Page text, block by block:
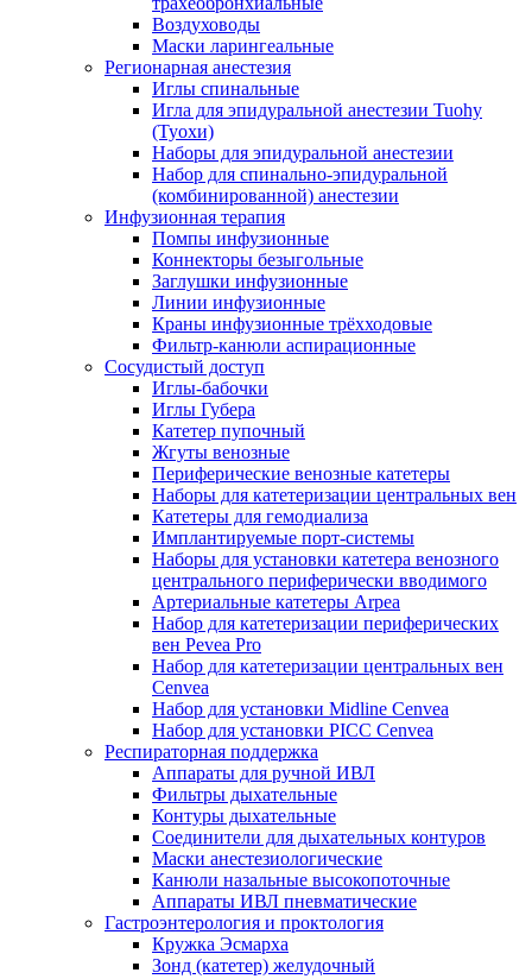
Воздуховоды
Маски ларингеальные
Регионарная анестезия
Иглы спинальные
Игла для эпидуральной анестезии Tuohy
(Туохи)
Наборы для эпидуральной анестезии
Набор для спинально-эпидуральной
(комбинированной) анестезии
Инфузионная терапия
Помпы инфузионные
Коннекторы безыгольные
Заглушки инфузионные
Линии инфузионные
Краны инфузионные трёхходовые
Фильтр-канюли аспирационные
Сосудистый доступ
Иглы-бабочки
Иглы Губера
Катетер пупочный
Жгуты венозные
Периферические венозные катетеры
Наборы для катетеризации центральных вен
Катетеры для гемодиализа
Имплантируемые порт‑системы
Наборы для установки катетера венозного
центрального периферически вводимого
Артериальные катетеры Arpea
Набор для катетеризации периферических
вен Pevea Pro
Набор для катетеризации центральных вен
Cenvea
Набор для установки Midline Cenvea
Набор для установки PICC Cenvea
Респираторная поддержка
Аппараты для ручной ИВЛ
Фильтры дыхательные
Контуры дыхательные
Соединители для дыхательных контуров
Маски анестезиологические
Канюли назальные высокопоточные
Аппараты ИВЛ пневматические
Гастроэнтерология и проктология
Кружка Эсмарха
Зонд (катетер) желудочный